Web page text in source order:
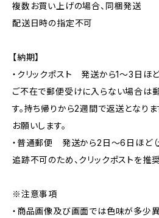
複数お買い上げの場合、同梱発送
配送日時の指定不可
【納期】
・クリックポスト 発送から1〜3日ほ
ご不在で郵便受けに入らない場合は
す。持ち帰りから2週間で返送となり
お願いします。
・普通郵便 発送から2日〜6日ほど（
追跡不可のため、クリックポストを推
※注意事項
・商品画像及び画面では色味が多少